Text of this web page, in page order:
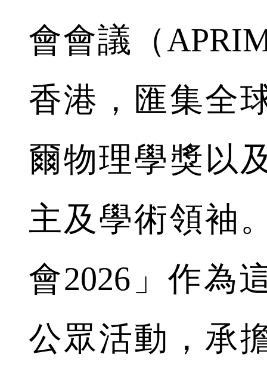
會會議（
香港，匯集全
爾物理學獎以
主及學術領袖
會2026」作為
公眾活動，承